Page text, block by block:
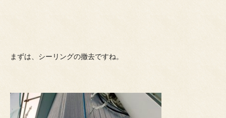
まずは、シーリングの撤去ですね。